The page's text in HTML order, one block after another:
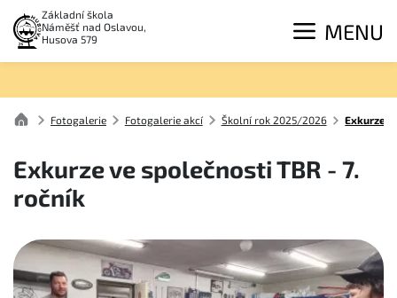
Základní škola
Náměšť nad Oslavou,
Husova 579
MENU
Fotogalerie Fotogalerie akcí Školní rok 2025/2026 Exkurze
Exkurze ve společnosti TBR - 7.
ročník